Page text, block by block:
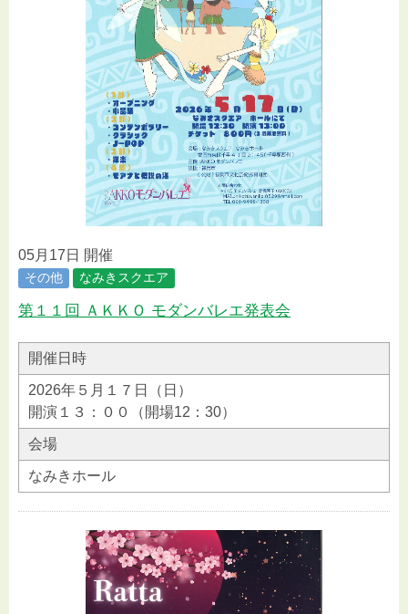
05月17日 開催
その他 なみきスクエア
第１１回 ＡＫＫＯ モダンバレエ発表会
開催日時
2026年５月１７日（日）
開演１３：００（開場12：30）
会場
なみきホール